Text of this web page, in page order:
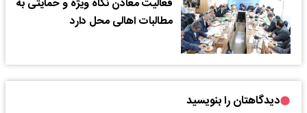
فعالیت معادن نگاه ویژه و حمایتی به
مطالبات اهالی محل دارد
دیدگاهتان را بنویسید